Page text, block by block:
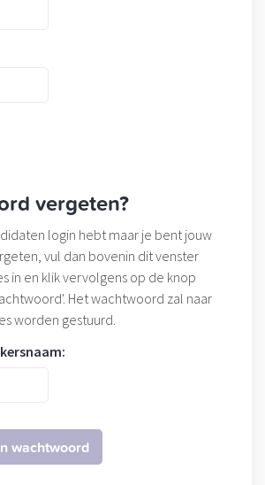
vergeten?
login hebt maar je bent jouw
vul dan bovenin dit venster
in en klik vervolgens op de knop
Het wachtwoord zal naar
worden gestuurd.